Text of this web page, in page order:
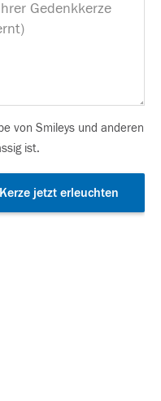
von Smileys und anderen
ist.
Kerze jetzt erleuchten